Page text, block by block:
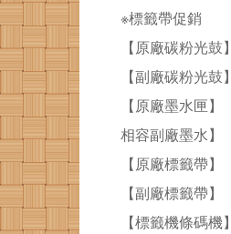
※標籤帶促銷
【原廠碳粉光鼓】
【副廠碳粉光鼓】
【原廠墨水匣】
相容副廠墨水】
【原廠標籤帶】
【副廠標籤帶】
【標籤機條碼機】